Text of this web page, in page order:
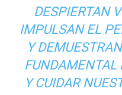
DESPIERTAN
IMPULSAN EL
Y
FUNDAMENTAL
Y CUIDAR